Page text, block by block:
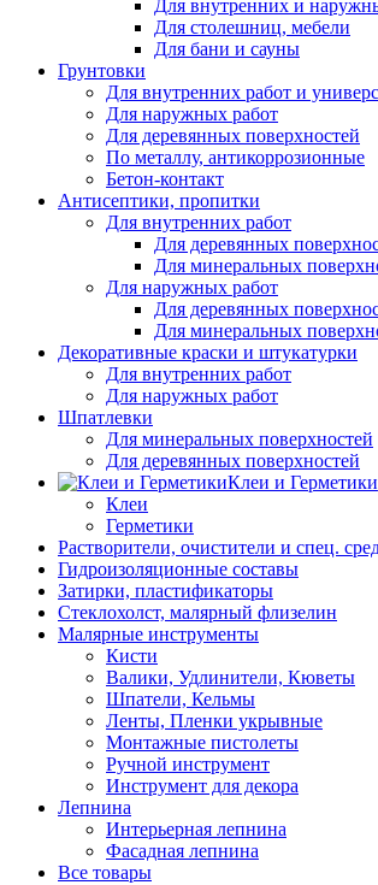
Для внутренних и
Для столешниц, мебели
Для бани и сауны
Грунтовки
Для внутренних работ и
Для наружных работ
Для деревянных поверхностей
По металлу, антикоррозионные
Бетон-контакт
Антисептики, пропитки
Для внутренних работ
Для деревянных
Для минеральных
Для наружных работ
Для деревянных
Для минеральных
Декоративные краски и штукатурки
Для внутренних работ
Для наружных работ
Шпатлевки
Для минеральных поверхностей
Для деревянных поверхностей
Клеи и Герметики
Клеи
Герметики
Растворители, очистители и спец.
Гидроизоляционные составы
Затирки, пластификаторы
Стеклохолст, малярный флизелин
Малярные инструменты
Кисти
Валики, Удлинители, Кюветы
Шпатели, Кельмы
Ленты, Пленки укрывные
Монтажные пистолеты
Ручной инструмент
Инструмент для декора
Лепнина
Интерьерная лепнина
Фасадная лепнина
Все товары